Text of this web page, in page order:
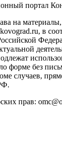
портал
на
в
форме без
случаев,
прав: